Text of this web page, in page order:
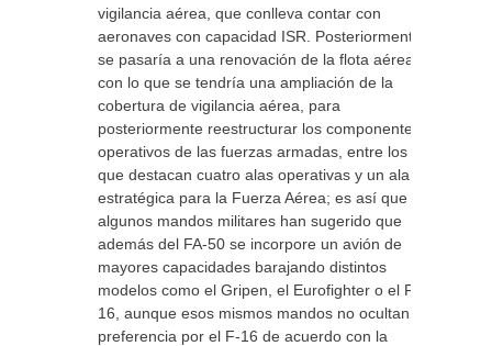
vigilancia aérea, que conlleva contar con
aeronaves con capacidad ISR. Posteriormente
se pasaría a una renovación de la flota aérea,
con lo que se tendría una ampliación de la
cobertura de vigilancia aérea, para
posteriormente reestructurar los componentes
operativos de las fuerzas armadas, entre los
que destacan cuatro alas operativas y un ala
estratégica para la Fuerza Aérea; es así que
algunos mandos militares han sugerido que
además del FA-50 se incorpore un avión de
mayores capacidades barajando distintos
modelos como el Gripen, el Eurofighter o el F-
16, aunque esos mismos mandos no ocultan la
preferencia por el F-16 de acuerdo con la